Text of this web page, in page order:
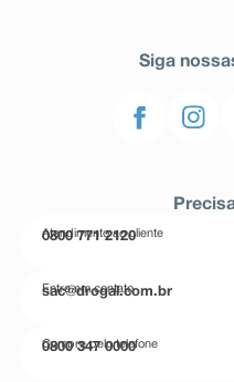
Siga
Atendimento ao cliente
0800 771 2120
Entre em contato
sac@drogal.com.br
Compre pelo telefone
0800 347 0000